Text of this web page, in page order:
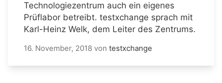
Technologiezentrum auch ein eigenes
Prüflabor betreibt. testxchange sprach mit
Karl-Heinz Welk, dem Leiter des Zentrums.
16. November, 2018 von testxchange